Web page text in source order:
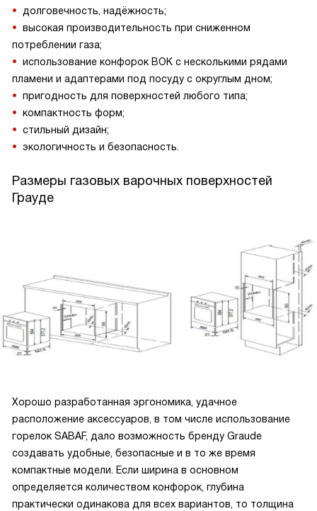
долговечность, надёжность;
высокая производительность при сниженном
потреблении газа;
использование конфорок ВОК с несколькими рядами
пламени и адаптерами под посуду с округлым дном;
пригодность для поверхностей любого типа;
компактность форм;
стильный дизайн;
экологичность и безопасность.
Размеры газовых варочных поверхностей
Грауде
Хорошо разработанная эргономика, удачное
расположение аксессуаров, в том числе использование
горелок SABAF, дало возможность бренду Graude
создавать удобные, безопасные и в то же время
компактные модели. Если ширина в основном
определяется количеством конфорок, глубина
практически одинакова для всех вариантов, то толщина